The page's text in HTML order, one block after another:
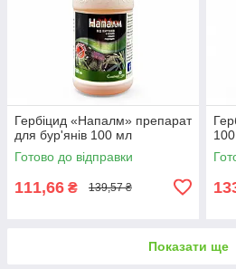
Гербіцид «Напалм» препарат
для бур'янів 100 мл
Готово до відправки
111,66 ₴ 139,57 ₴
Показати ще